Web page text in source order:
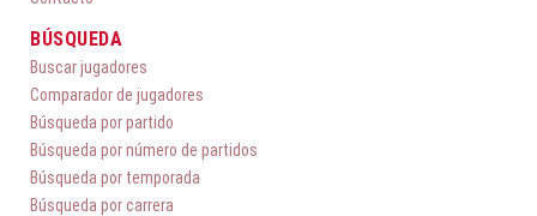
BÚSQUEDA
Buscar jugadores
Comparador de jugadores
Búsqueda por partido
Búsqueda por número de partidos
Búsqueda por temporada
Búsqueda por carrera